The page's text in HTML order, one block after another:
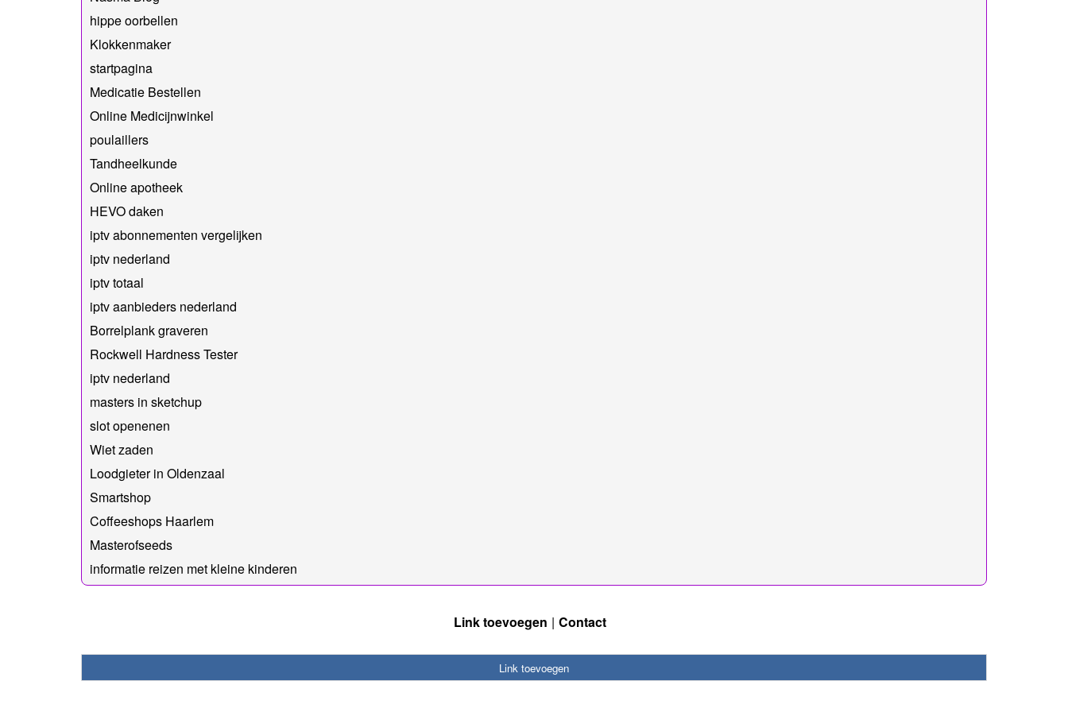
hippe oorbellen
Klokkenmaker
startpagina
Medicatie Bestellen
Online Medicijnwinkel
poulaillers
Tandheelkunde
Online apotheek
HEVO daken
iptv abonnementen vergelijken
iptv nederland
iptv totaal
iptv aanbieders nederland
Borrelplank graveren
Rockwell Hardness Tester
iptv nederland
masters in sketchup
slot openenen
Wiet zaden
Loodgieter in Oldenzaal
Smartshop
Coffeeshops Haarlem
Masterofseeds
informatie reizen met kleine kinderen
Link toevoegen Contact
Link toevoegen